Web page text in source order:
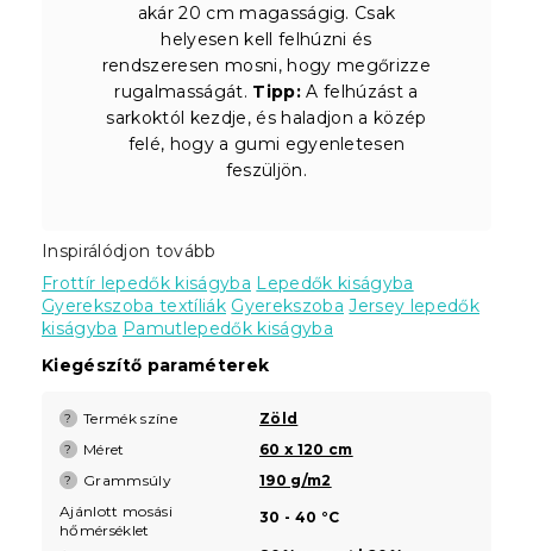
akár 20 cm magasságig. Csak
helyesen kell felhúzni és
rendszeresen mosni, hogy megőrizze
rugalmasságát. Tipp: A felhúzást a
sarkoktól kezdje, és haladjon a közép
felé, hogy a gumi egyenletesen
feszüljön.
Inspirálódjon tovább
Frottír lepedők kiságyba Lepedők kiságyba
Gyerekszoba textíliák Gyerekszoba Jersey lepedők
kiságyba Pamutlepedők kiságyba
Kiegészítő paraméterek
? Termék színe Zöld
? Méret 60 x 120 cm
? Grammsúly
190 g/m2
Ajánlott mosási
hőmérséklet
30 - 40 °C